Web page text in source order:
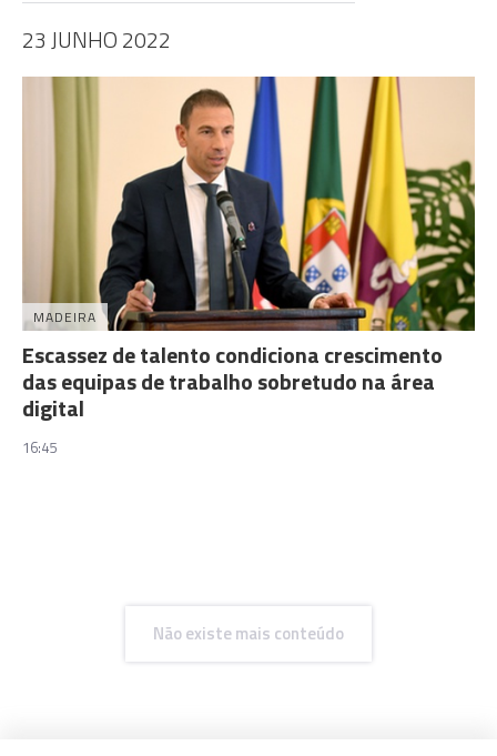
23 JUNHO 2022
MADEIRA
Escassez de talento condiciona crescimento
das equipas de trabalho sobretudo na área
digital
16:45
Não existe mais conteúdo